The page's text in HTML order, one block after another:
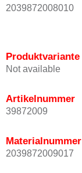
2039872008010
Produktvariante
Not available
Artikelnummer
39872009
Materialnummer
2039872009017